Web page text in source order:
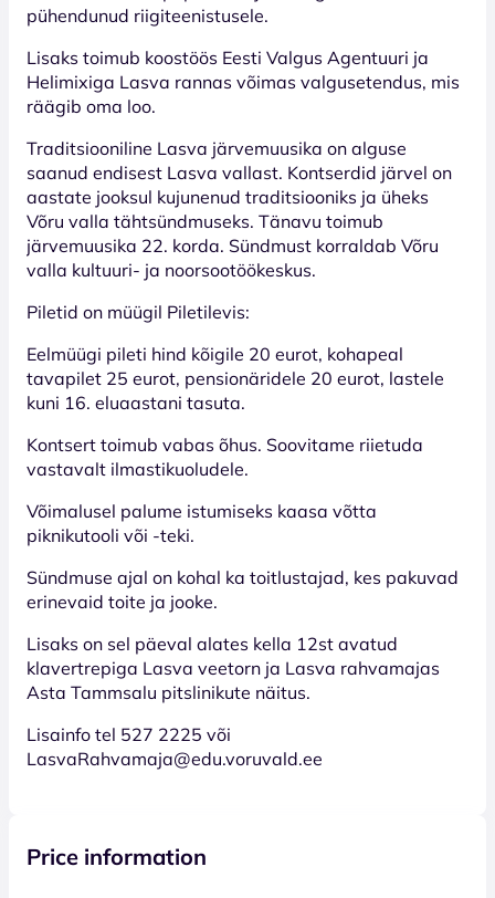
pühendunud riigiteenistusele.
Lisaks toimub koostöös Eesti Valgus Agentuuri ja
Helimixiga Lasva rannas võimas valgusetendus, mis
räägib oma loo.
Traditsiooniline Lasva järvemuusika on alguse
saanud endisest Lasva vallast. Kontserdid järvel on
aastate jooksul kujunenud traditsiooniks ja üheks
Võru valla tähtsündmuseks. Tänavu toimub
järvemuusika 22. korda. Sündmust korraldab Võru
valla kultuuri- ja noorsootöökeskus.
Piletid on müügil Piletilevis:
Eelmüügi pileti hind kõigile 20 eurot, kohapeal
tavapilet 25 eurot, pensionäridele 20 eurot, lastele
kuni 16. eluaastani tasuta.
Kontsert toimub vabas õhus. Soovitame riietuda
vastavalt ilmastikuoludele.
Võimalusel palume istumiseks kaasa võtta
piknikutooli või -teki.
Sündmuse ajal on kohal ka toitlustajad, kes pakuvad
erinevaid toite ja jooke.
Lisaks on sel päeval alates kella 12st avatud
klavertrepiga Lasva veetorn ja Lasva rahvamajas
Asta Tammsalu pitslinikute näitus.
Lisainfo tel 527 2225 või
LasvaRahvamaja@edu.voruvald.ee
Price information